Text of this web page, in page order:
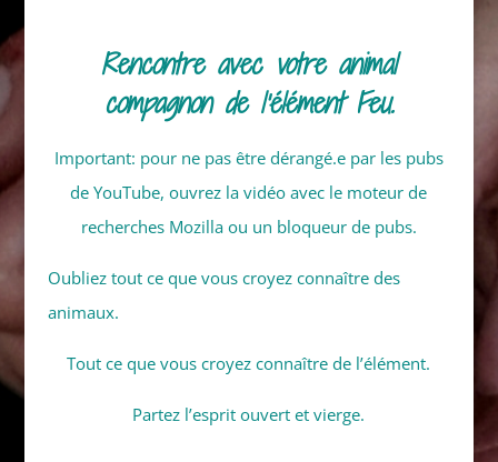
Rencontre avec votre animal
compagnon de l’élément Feu.
Important: pour ne pas être dérangé.e par les pubs
de YouTube, ouvrez la vidéo avec le moteur de
recherches Mozilla ou un bloqueur de pubs.
Oubliez tout ce que vous croyez connaître des
animaux.
Tout ce que vous croyez connaître de l’élément.
Partez l’esprit ouvert et vierge.